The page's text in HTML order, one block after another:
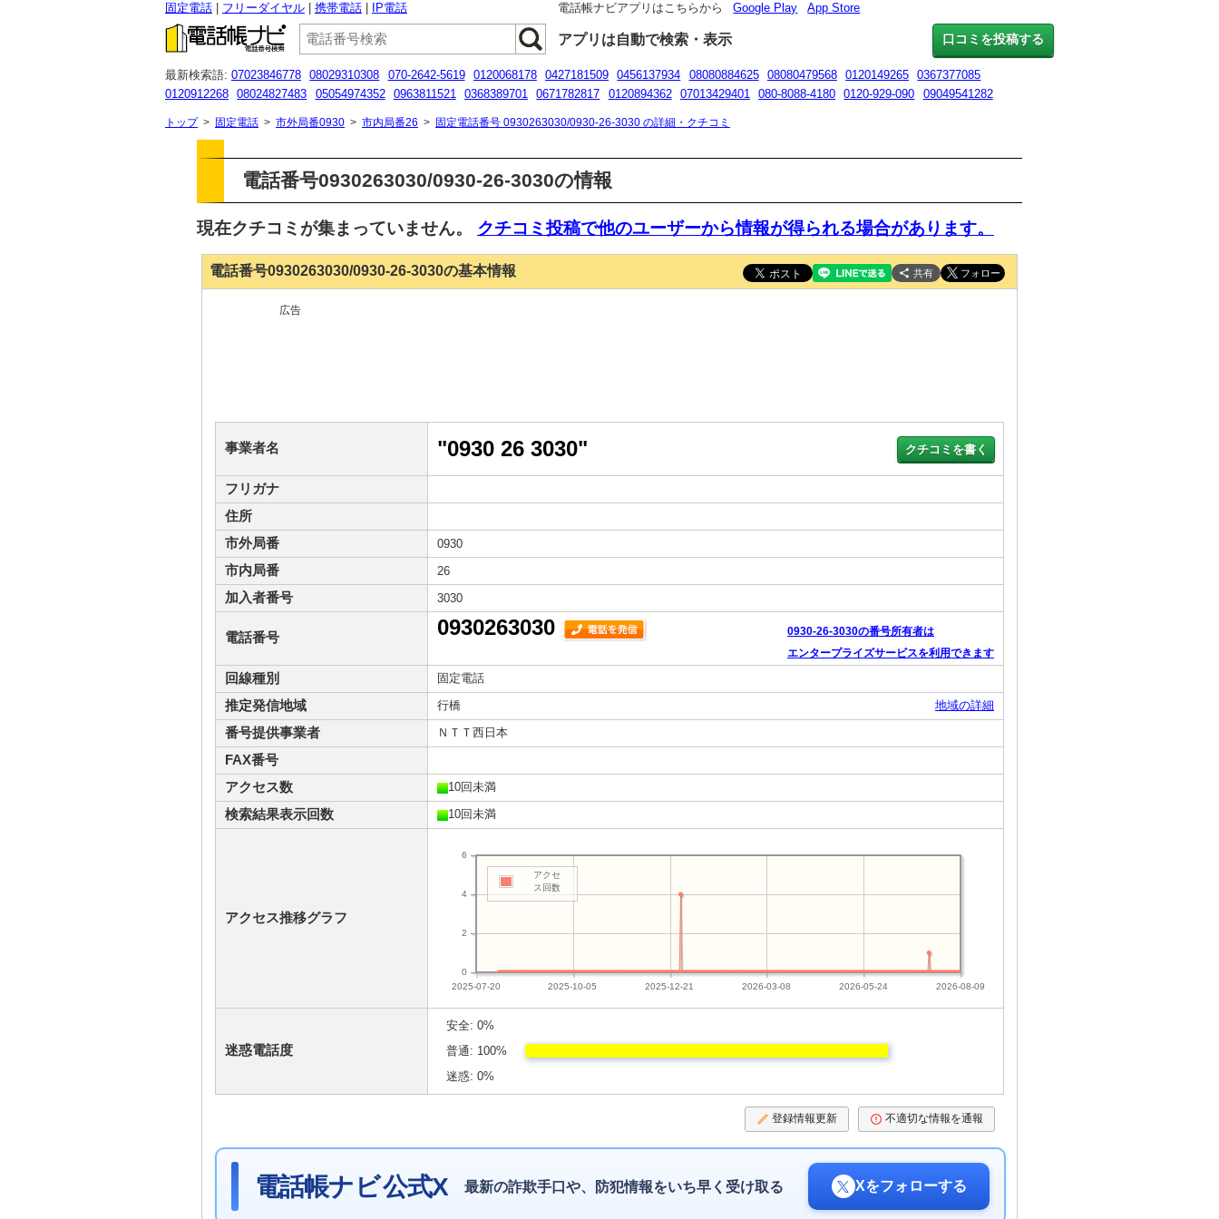
固定電話 フリーダイヤル 携帯電話 IP電話
口コミを投稿する
電話帳ナビアプリはこちらから Google Play App Store
アプリは自動で検索・表示
最新検索語: 07023846778 08029310308 070-2642-5619 0120068178 0427181509 0456137934 08080884625 08080479568 0120149265
0367377085
0120912268
08024827483 05054974352 0963811521 0368389701 0671782817 0120894362 07013429401 080-8088-4180 0120-929-090
09049541282
トップ> 固定電話 > 市外局番0930 > 市内局番26 > 固定電話番号 0930263030/0930-26-3030 の詳細・クチコミ
電話番号0930263030/0930-26-3030の情報
現在クチコミが集まっていません。 クチコミ投稿で他のユーザーから情報が得られる場合があります。
電話番号0930263030/0930-26-3030の基本情報 共有
広告
事業者名 "0930 26 3030"
フリガナ
住所
市外局番
0930
市内局番 26
加入者番号 3030
電話番号
0930-26-3030の番号所有者は
エンタープライズサービスを利用できます
0930263030
回線種別 固定電話
推定発信地域 行橋 地域の詳細
番号提供事業者 ＮＴＴ西日本
FAX番号
アクセス数
10回未満
検索結果表示回数 10回未満
アクセス推移グラフ
2025-07-20 2025-10-05 2025-12-21 2026-03-08 2026-05-24 2026-08-09
0
2
4
6
アクセ
ス回数
迷惑電話度
安全: 0%
普通: 100%
迷惑: 0%
登録情報更新 不適切な情報を通報
電話帳ナビ 公式X 最新の詐欺手口や、防犯情報をいち早く受け取る Xをフォローする